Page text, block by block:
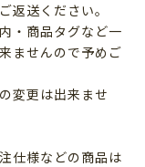
返送ください。
・商品タグなど一
ませんので予めご
変更は出来ませ
仕様などの商品は